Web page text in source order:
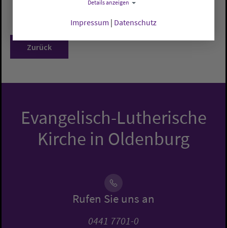
Zurück
Evangelisch-Lutherische
Kirche in Oldenburg
Rufen Sie uns an
0441 7701-0
Details anzeigen
Impressum | Datenschutz